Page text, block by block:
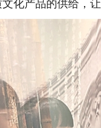
化产品的供给，让